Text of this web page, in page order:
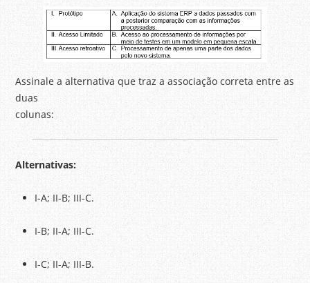
Assinale a alternativa que traz a associação correta entre as
duas
colunas:
Alternativas:
I-A; II-B; III-C.
I-B; II-A; III-C.
I-C; II-A; III-B.